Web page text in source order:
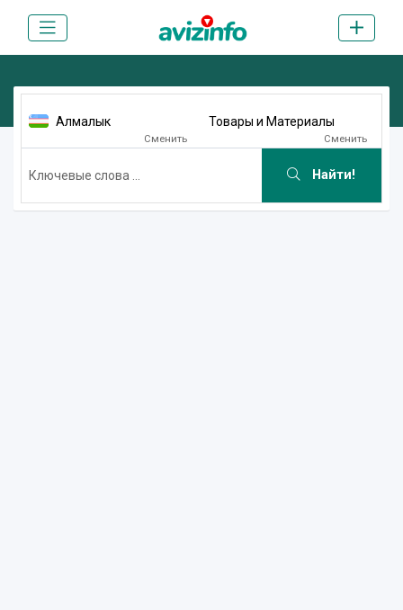
Алмалык
Сменить
Товары и Материалы
Сменить
Найти!